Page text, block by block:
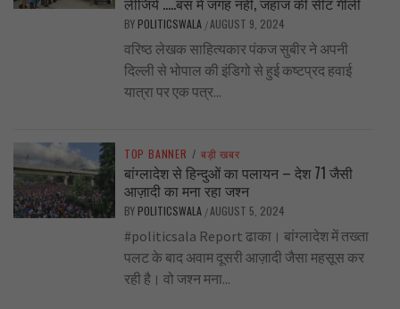
BY POLITICSWALA /AUGUST 9, 2024
वरिष्ठ लेखक साहित्यकार पंकज सुबीर ने अपनी
दिल्ली से भोपाल की इंडिगो से हुई कष्टप्रद हवाई
यात्रा पर एक पत्र...
TOP BANNER / बड़ी खबर
बांग्लादेश से हिन्दुओं का पलायन – देश 71 जैसी
आज़ादी का मना रहा जश्न
BY POLITICSWALA /AUGUST 5, 2024
#politicsala Report ढाका। बांग्लादेश में तख्ता
पलट के बाद अवाम दूसरी आज़ादी जैसा महसूस कर
रही है। वो जश्न मना...